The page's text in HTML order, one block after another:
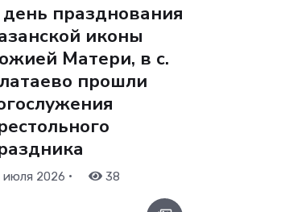
празднования
иконы
Матери, в с.
прошли
июля 2026 • 38